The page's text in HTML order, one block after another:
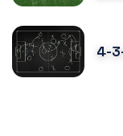
4-